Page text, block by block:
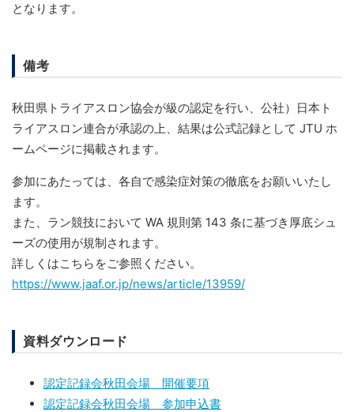
となります。
備考
秋田県トライアスロン協会が級の認定を行い、公社）日本ト
ライアスロン連合が承認の上、結果は公式記録として JTU ホ
ームページに掲載されます。
参加にあたっては、各自で感染症対策の徹底をお願いいたし
ます。
また、ラン競技において WA 規則第 143 条に基づき厚底シュ
ーズの使用が規制されます。
詳しくはこちらをご参照ください。
https://www.jaaf.or.jp/news/article/13959/
資料ダウンロード
認定記録会秋田会場 開催要項
認定記録会秋田会場 参加申込書